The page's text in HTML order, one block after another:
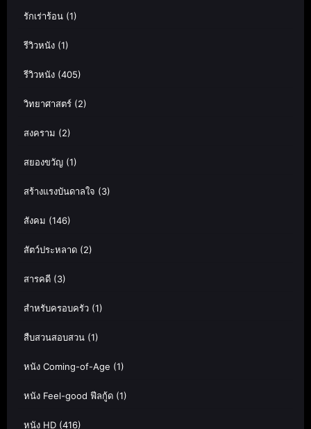
รักเร่าร้อน (1)
รีวิวหนัง (1)
รีวิวหนัง (405)
วิทยาศาสตร์ (2)
สงคราม (2)
สยองขวัญ (1)
สร้างแรงบันดาลใจ (3)
สังคม (146)
สัตว์ประหลาด (2)
สารคดี (3)
สำหรับครอบครัว (1)
สืบสวนสอบสวน (1)
หนัง Coming-of-Age (1)
หนัง Feel-good ฟีลกู้ด (1)
หนัง HD (416)